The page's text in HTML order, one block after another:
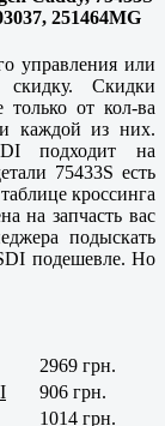
251464MG
управления или
Скидки
только от кол-ва
каждой из них.
подходит на
75433S есть
кроссинга
на запчасть вас
подыскать
подешевле. Но
2969 грн.
906 грн.
1014 грн.